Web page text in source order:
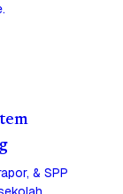
& SPP